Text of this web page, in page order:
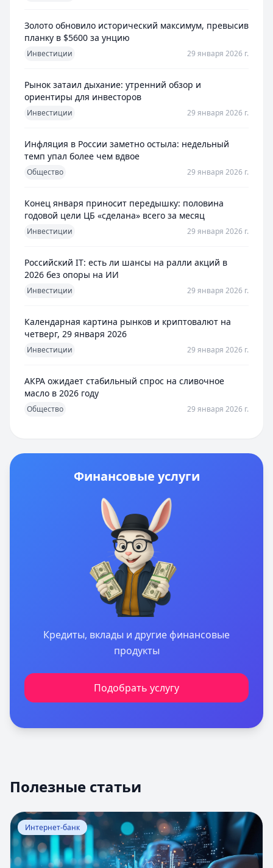
Золото обновило исторический максимум, превысив
планку в $5600 за унцию
Инвестиции 29 января 2026 г.
Рынок затаил дыхание: утренний обзор и
ориентиры для инвесторов
Инвестиции 29 января 2026 г.
Инфляция в России заметно остыла: недельный
темп упал более чем вдвое
Общество 29 января 2026 г.
Конец января приносит передышку: половина
годовой цели ЦБ «сделана» всего за месяц
Инвестиции 29 января 2026 г.
Российский IT: есть ли шансы на ралли акций в
2026 без опоры на ИИ
Инвестиции 29 января 2026 г.
Календарная картина рынков и криптовалют на
четверг, 29 января 2026
Инвестиции 29 января 2026 г.
АКРА ожидает стабильный спрос на сливочное
масло в 2026 году
Общество 29 января 2026 г.
Финансовые услуги
Кредиты, вклады и другие финансовые
продукты
Подобрать услугу
Полезные статьи
Перейти к статье:Оценка вероятности банкротства
Интернет-банк